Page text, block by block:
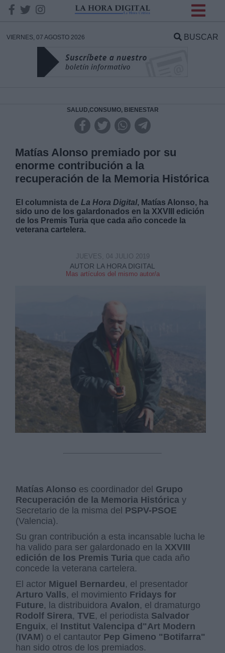
VIERNES, 07 AGOSTO 2026 BUSCAR
SALUD,CONSUMO, BIENESTAR
Matías Alonso premiado por su
enorme contribución a la
recuperación de la Memoria Histórica
El columnista deLa Hora Digital, Matías Alonso, ha
sido uno de los galardonados en la XXVIII edición
de los Premis Turia que cada año concede la
veterana cartelera.
AUTOR LA HORA DIGITAL
Mas artículos del mismo autor/a
JUEVES, 04 JULIO 2019
Matías Alonso es coordinador del Grupo
Recuperación de la Memoria Histórica y
Secretario de la misma del PSPV-PSOE
(Valencia).
Su gran contribución a esta incansable lucha le
ha valido para ser galardonado en la XXVIII
edición de los Premis Turia que cada año
concede la veterana cartelera.
El actor Miguel Bernardeu, el presentador
Arturo Valls, el movimiento Fridays for
Future, la distribuidora Avalon, el dramaturgo
Rodolf Sirera,TVE, el periodista Salvador
Enguix, el Institut Valencipa d"Art Modern
(IVAM) o el cantautor Pep Gimeno "Botifarra"
han sido otros de los premiados.
DATOS
Responsable:
Legitimación:
Destinatarios:
Información adicional